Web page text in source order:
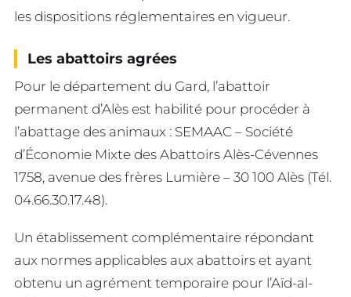
les dispositions réglementaires en vigueur.
Les abattoirs agrées
Pour le département du Gard, l’abattoir
permanent d’Alès est habilité pour procéder à
l’abattage des animaux : SEMAAC – Société
d’Économie Mixte des Abattoirs Alès-Cévennes
1758, avenue des frères Lumière – 30 100 Alès (Tél.
04.66.30.17.48).
Un établissement complémentaire répondant
aux normes applicables aux abattoirs et ayant
obtenu un agrément temporaire pour l’Aïd-al-